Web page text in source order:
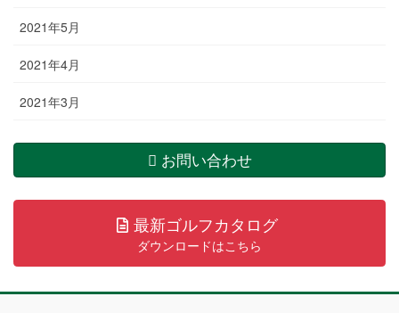
2021年5月
2021年4月
2021年3月
お問い合わせ
最新ゴルフカタログ
ダウンロードはこちら